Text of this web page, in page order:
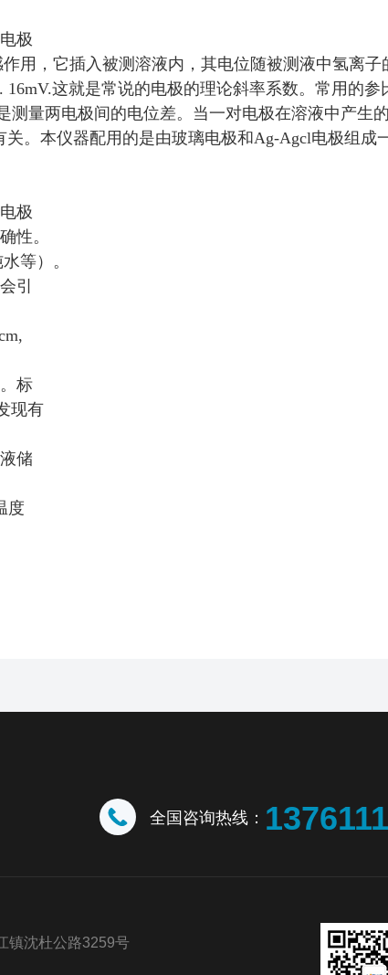
极
用，它插入被测溶液内，其电位随被测液中氢离子
这就是常说的电极的理论斜率系数。常用的参
量两电极间的电位差。当一对电极在溶液中产生
。本仪器配用的是由玻璃电极和Ag-Agcl电极组成
极
性。
等）。
引
标
现有
储
度
全国咨询热线：
镇沈杜公路3259号